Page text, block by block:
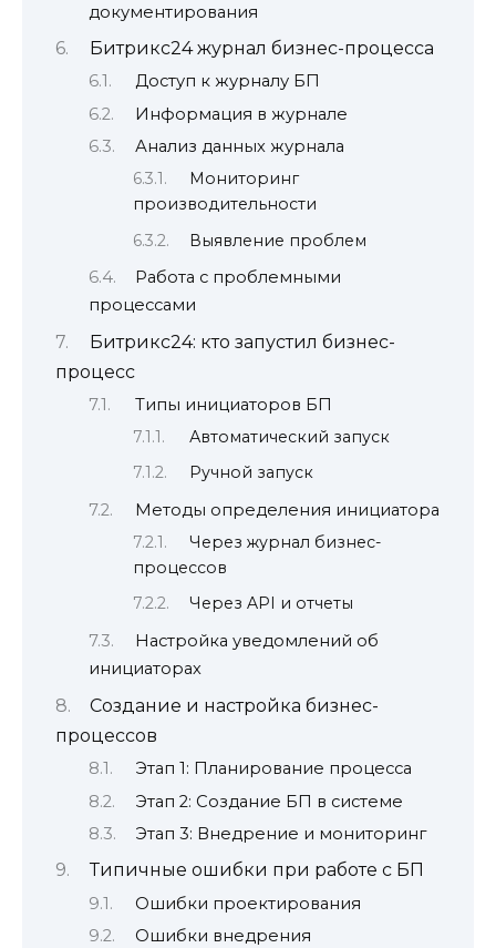
документирования
Битрикс24 журнал бизнес-процесса
Доступ к журналу БП
Информация в журнале
Анализ данных журнала
Мониторинг
производительности
Выявление проблем
Работа с проблемными
процессами
Битрикс24: кто запустил бизнес-
процесс
Типы инициаторов БП
Автоматический запуск
Ручной запуск
Методы определения инициатора
Через журнал бизнес-
процессов
Через API и отчеты
Настройка уведомлений об
инициаторах
Создание и настройка бизнес-
процессов
Этап 1: Планирование процесса
Этап 2: Создание БП в системе
Этап 3: Внедрение и мониторинг
Типичные ошибки при работе с БП
Ошибки проектирования
Ошибки внедрения